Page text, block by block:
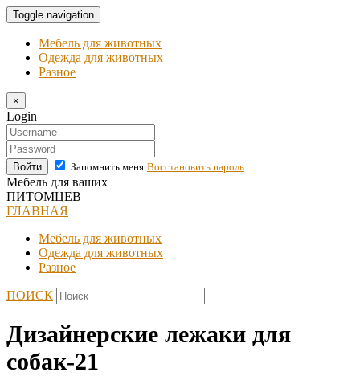
Toggle navigation
Мебель для животных
Одежда для животных
Разное
×
Login
Войти Запомнить меня Восстановить пароль
Мебель для ваших
ПИТОМЦЕВ
ГЛАВНАЯ
Мебель для животных
Одежда для животных
Разное
ПОИСК
Дизайнерские лежаки для
собак-21